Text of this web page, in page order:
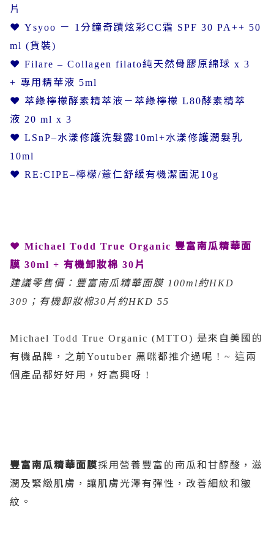
片
❤ Ysyoo － 1 分鐘奇蹟炫彩CC霜 SPF 30 PA++ 50
ml (貨裝)
❤ Filare – Collagen filato純天然骨膠原綿球 x 3
+ 專用精華液 5ml
❤ 萃綠檸檬酵素精萃液－萃綠檸檬 L80酵素精萃
液 20 ml x 3
❤ LSnP–水漾修護洗髮露10ml+水漾修護潤髮乳
10ml
❤ RE:CIPE–檸檬/薏仁舒緩有機潔面泥 10g
❤ Michael Todd True Organic 豐富南瓜精華面
膜 30ml + 有機卸妝棉 30片
建議零售價：豐富南瓜精華面膜100ml約HKD
309 ；有機卸妝棉30片約HKD 55
Michael Todd True Organic (MTTO) 是來自美國的
有機品牌，之前Youtuber 黑咪都推介過呢 ! ~ 這兩
個產品都好好用，好高興呀 !
豐富南瓜精華面膜採用營養豐富的南瓜和甘醇酸，滋
潤及緊緻肌膚，讓肌膚光澤有彈性，改善細紋和皺
紋。